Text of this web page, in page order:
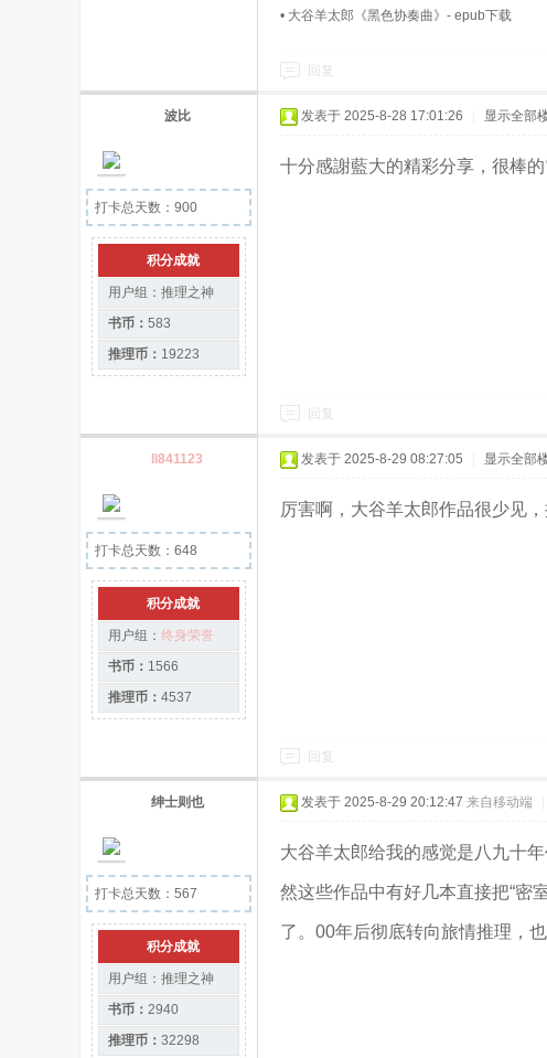
• 大谷羊太郎《黑色协奏曲》- epub下载
回复
波比
打卡总天数：900
积分成就
用户组： 推理之神
书币： 583
推理币： 19223
发表于 2025-8-28 17:01:26 显示全部
十分感謝藍大的精彩分享，很棒
回复
ll841123
打卡总天数：648
积分成就
用户组： 终身荣誉
书币： 1566
推理币： 4537
发表于 2025-8-29 08:27:05 显示全部
厉害啊，大谷羊太郎作品很少见
回复
绅士则也
打卡总天数：567
积分成就
用户组： 推理之神
书币： 2940
推理币： 32298
发表于 2025-8-29 20:12:47 来自移动端
大谷羊太郎给我的感觉是八九十
然这些作品中有好几本直接把“密
了。00年后彻底转向旅情推理，